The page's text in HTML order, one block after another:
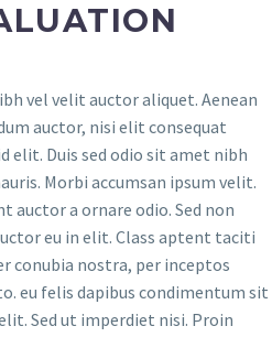
vel velit auctor aliquet. Aenean
auctor, nisi elit consequat
elit. Duis sed odio sit amet nibh
Morbi accumsan ipsum velit.
auctor a ornare odio. Sed non
eu in elit. Class aptent taciti
conubia nostra, per inceptos
eu felis dapibus condimentum sit
Sed ut imperdiet nisi. Proin